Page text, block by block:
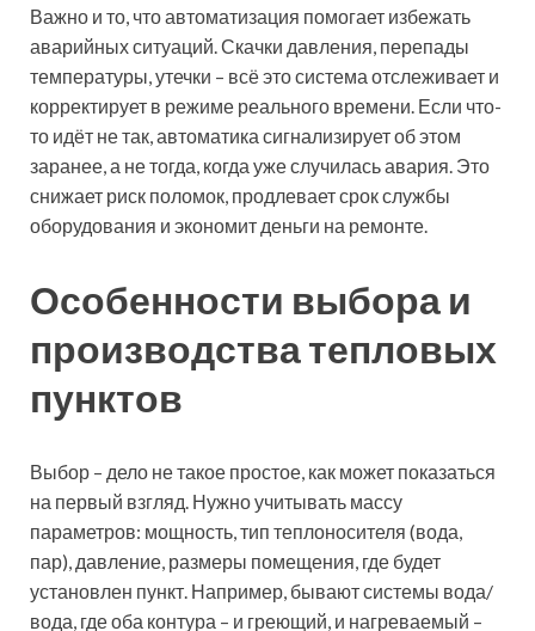
Важно и то, что автоматизация помогает избежать
аварийных ситуаций. Скачки давления, перепады
температуры, утечки – всё это система отслеживает и
корректирует в режиме реального времени. Если что-
то идёт не так, автоматика сигнализирует об этом
заранее, а не тогда, когда уже случилась авария. Это
снижает риск поломок, продлевает срок службы
оборудования и экономит деньги на ремонте.
Особенности выбора и
производства тепловых
пунктов
Выбор – дело не такое простое, как может показаться
на первый взгляд. Нужно учитывать массу
параметров: мощность, тип теплоносителя (вода,
пар), давление, размеры помещения, где будет
установлен пункт. Например, бывают системы вода/
вода, где оба контура – и греющий, и нагреваемый –